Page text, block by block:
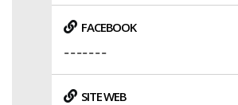
FACEBOOK
-------
SITE WEB